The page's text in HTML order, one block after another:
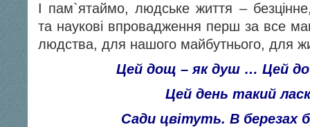
І пам`ятаймо, людське життя –
та наукові впровадження перш за все
людства, для нашого майбутнього, для
Цей дощ – як душ … Цей
Цей день такий
Сади цвітуть. В березах